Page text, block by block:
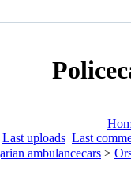
Last uploads Last
ambulancecars >